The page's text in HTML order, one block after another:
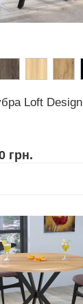
Loft Design
грн.